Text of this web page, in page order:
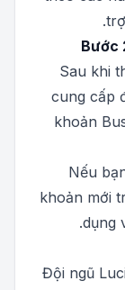
Bước
Sau khi
cung cấp
khoản
Nếu
khoản mới
dụng
Đội ngũ